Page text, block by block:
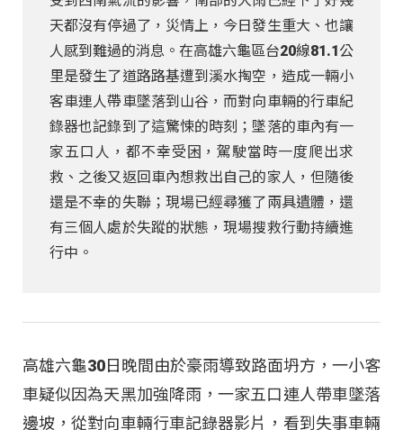
天都沒有停過了，災情上，今日發生重大、也讓
人感到難過的消息。在高雄六龜區台20線81.1公
里是發生了道路路基遭到溪水掏空，造成一輛小
客車連人帶車墜落到山谷，而對向車輛的行車紀
錄器也記錄到了這驚悚的時刻；墜落的車內有一
家五口人，都不幸受困，駕駛當時一度爬出求
救、之後又返回車內想救出自己的家人，但隨後
還是不幸的失聯；現場已經尋獲了兩具遺體，還
有三個人處於失蹤的狀態，現場搜救行動持續進
行中。
高雄六龜30日晚間由於豪雨導致路面坍方，一小客
車疑似因為天黑加強降雨，一家五口連人帶車墜落
邊坡，從對向車輛行車記錄器影片，看到失事車輛